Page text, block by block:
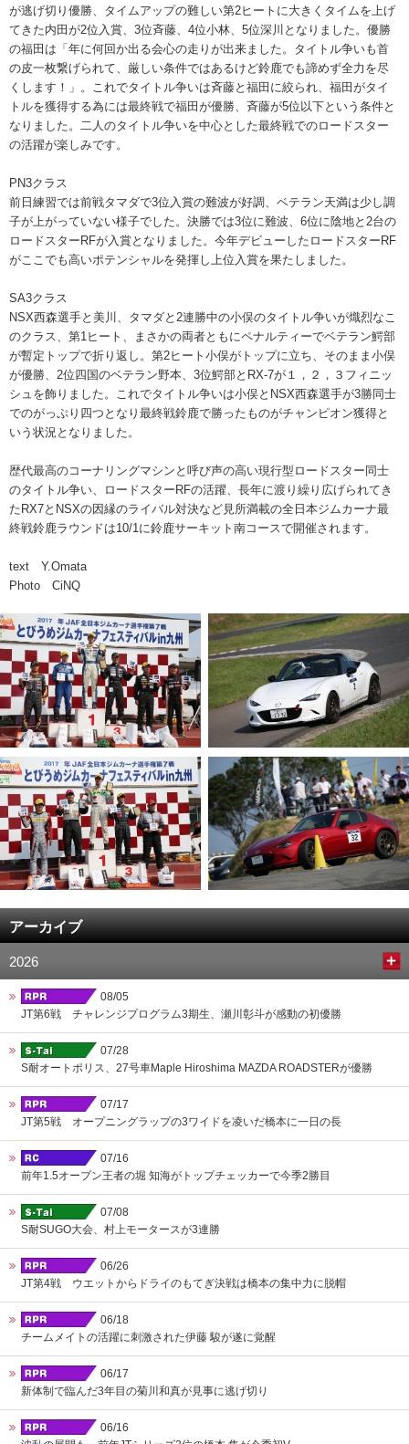
が逃げ切り優勝、タイムアップの難しい第2ヒートに大きくタイムを上げ
てきた内田が2位入賞、3位斉藤、4位小林、5位深川となりました。優勝
の福田は「年に何回か出る会心の走りが出来ました。タイトル争いも首
の皮一枚繋げられて、厳しい条件ではあるけど鈴鹿でも諦めず全力を尽
くします！」。これでタイトル争いは斉藤と福田に絞られ、福田がタイ
トルを獲得する為には最終戦で福田が優勝、斉藤が5位以下という条件と
なりました。二人のタイトル争いを中心とした最終戦でのロードスター
の活躍が楽しみです。
PN3クラス
前日練習では前戦タマダで3位入賞の難波が好調、ベテラン天満は少し調
子が上がっていない様子でした。決勝では3位に難波、6位に陰地と2台の
ロードスターRFが入賞となりました。今年デビューしたロードスターRF
がここでも高いポテンシャルを発揮し上位入賞を果たしました。
SA3クラス
NSX西森選手と美川、タマダと2連勝中の小俣のタイトル争いが熾烈なこ
のクラス、第1ヒート、まさかの両者ともにペナルティーでベテラン鰐部
が暫定トップで折り返し。第2ヒート小俣がトップに立ち、そのまま小俣
が優勝、2位四国のベテラン野本、3位鰐部とRX-7が１，２，３フィニッ
シュを飾りました。これでタイトル争いは小俣とNSX西森選手が3勝同士
でのがっぷり四つとなり最終戦鈴鹿で勝ったものがチャンピオン獲得と
いう状況となりました。
歴代最高のコーナリングマシンと呼び声の高い現行型ロードスター同士
のタイトル争い、ロードスターRFの活躍、長年に渡り繰り広げられてき
たRX7とNSXの因縁のライバル対決など見所満載の全日本ジムカーナ最
終戦鈴鹿ラウンドは10/1に鈴鹿サーキット南コースで開催されます。
text Y.Omata
Photo CiNQ
アーカイブ
2026
08/05
JT第6戦 チャレンジプログラム3期生、瀬川彰斗が感動の初優勝
07/28
S耐オートポリス、27号車Maple Hiroshima MAZDA ROADSTERが優勝
07/17
JT第5戦 オープニングラップの3ワイドを凌いだ橋本に一日の長
07/16
前年1.5オープン王者の堀 知海がトップチェッカーで今季2勝目
07/08
S耐SUGO大会、村上モータースが3連勝
06/26
JT第4戦 ウエットからドライのもてぎ決戦は橋本の集中力に脱帽
06/18
チームメイトの活躍に刺激された伊藤 駿が遂に覚醒
06/17
新体制で臨んだ3年目の菊川和真が見事に逃げ切り
06/16